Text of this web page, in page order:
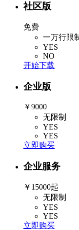
社区版
免费
一万行限
YES
NO
开始下载
企业版
￥9000
无限制
YES
YES
立即购买
企业服务
￥15000起
无限制
YES
YES
立即购买